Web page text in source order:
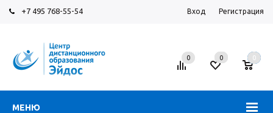
+7 495 768-55-54 Вход Регистрация
МЕНЮ
0 0 0